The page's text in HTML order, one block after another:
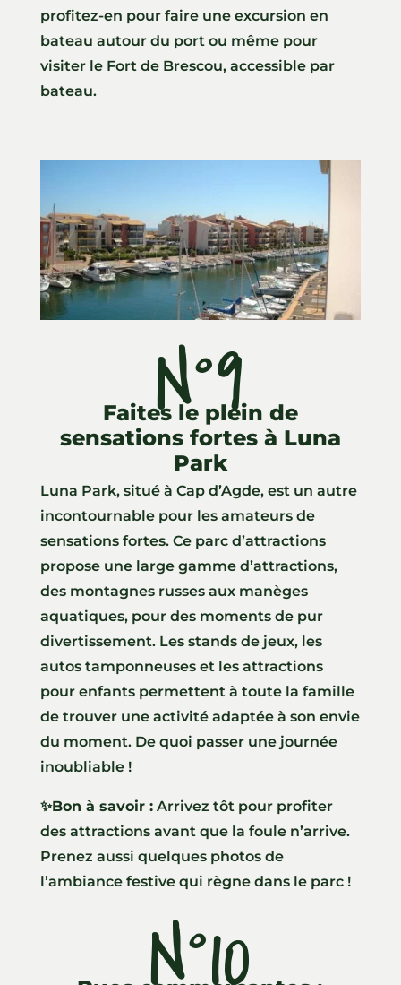
profitez-en pour faire une excursion en
bateau autour du port ou même pour
visiter le Fort de Brescou, accessible par
bateau.
N°9
Faites le plein de
sensations fortes à Luna
Park
Luna Park, situé à Cap d’Agde, est un autre
incontournable pour les amateurs de
sensations fortes. Ce parc d’attractions
propose une large gamme d’attractions,
des montagnes russes aux manèges
aquatiques, pour des moments de pur
divertissement. Les stands de jeux, les
autos tamponneuses et les attractions
pour enfants permettent à toute la famille
de trouver une activité adaptée à son envie
du moment. De quoi passer une journée
inoubliable !
✨Bon à savoir :Arrivez tôt pour profiter
des attractions avant que la foule n’arrive.
Prenez aussi quelques photos de
l’ambiance festive qui règne dans le parc !
N°10